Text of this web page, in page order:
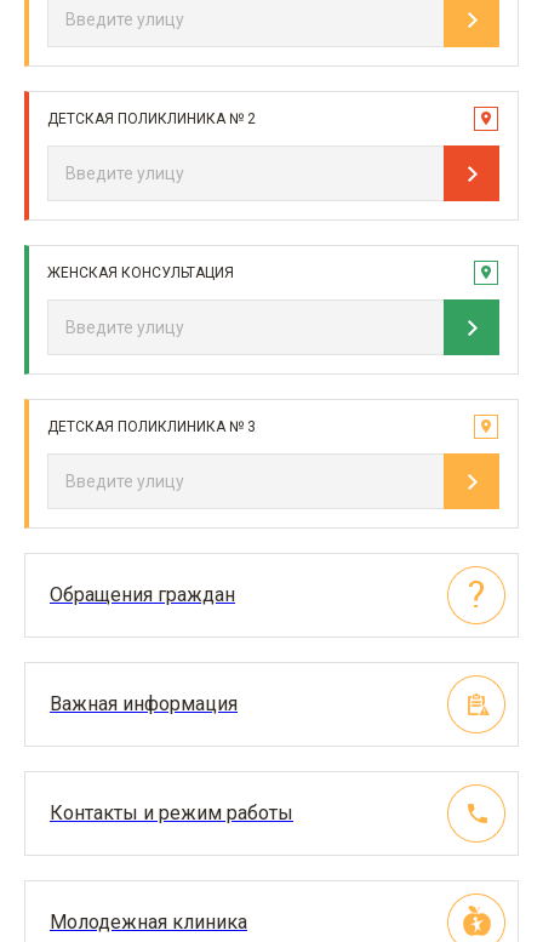
ДЕТСКАЯ ПОЛИКЛИНИКА № 2
ЖЕНСКАЯ КОНСУЛЬТАЦИЯ
ДЕТСКАЯ ПОЛИКЛИНИКА № 3
Обращения граждан
Важная информация
Контакты и режим работы
Молодежная клиника